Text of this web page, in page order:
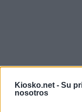
Kiosko.net - Su
nosotros